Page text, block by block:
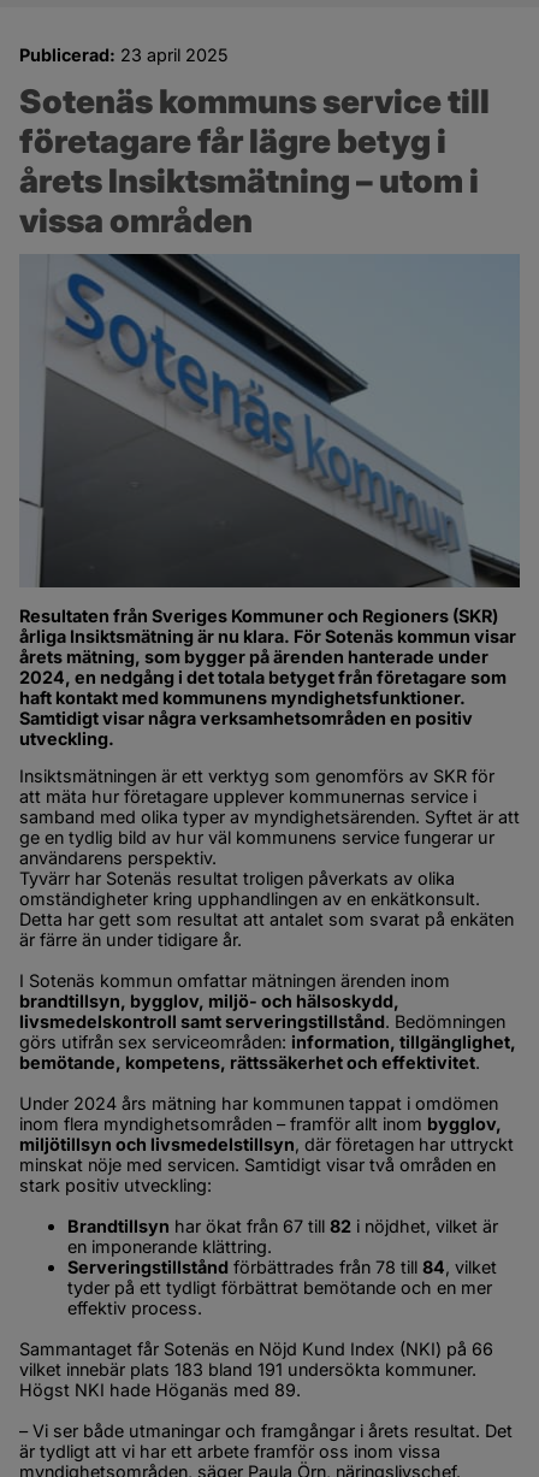
Publicerad: 23 april 2025
Sotenäs kommuns service till
företagare får lägre betyg i
årets Insiktsmätning – utom i
vissa områden
Resultaten från Sveriges Kommuner och Regioners (SKR)
årliga Insiktsmätning är nu klara. För Sotenäs kommun visar
årets mätning, som bygger på ärenden hanterade under
2024, en nedgång i det totala betyget från företagare som
haft kontakt med kommunens myndighetsfunktioner.
Samtidigt visar några verksamhetsområden en positiv
utveckling.
Insiktsmätningen är ett verktyg som genomförs av SKR för
att mäta hur företagare upplever kommunernas service i
samband med olika typer av myndighetsärenden. Syftet är att
ge en tydlig bild av hur väl kommunens service fungerar ur
användarens perspektiv.
Tyvärr har Sotenäs resultat troligen påverkats av olika
omständigheter kring upphandlingen av en enkätkonsult.
Detta har gett som resultat att antalet som svarat på enkäten
är färre än under tidigare år.
brandtillsyn, bygglov, miljö- och hälsoskydd,
livsmedelskontroll samt serveringstillstånd. Bedömningen
görs utifrån sex serviceområden: information, tillgänglighet,
bemötande, kompetens, rättssäkerhet och effektivitet.
Under 2024 års mätning har kommunen tappat i omdömen
inom flera myndighetsområden – framför allt inom bygglov,
miljötillsyn och livsmedelstillsyn, där företagen har uttryckt
minskat nöje med servicen. Samtidigt visar två områden en
stark positiv utveckling:
Brandtillsyn har ökat från 67 till 82 i nöjdhet, vilket är
en imponerande klättring.
Serveringstillstånd förbättrades från 78 till 84, vilket
tyder på ett tydligt förbättrat bemötande och en mer
effektiv process.
Sammantaget får Sotenäs en Nöjd Kund Index (NKI) på 66
vilket innebär plats 183 bland 191 undersökta kommuner.
Högst NKI hade Höganäs med 89.
– Vi ser både utmaningar och framgångar i årets resultat. Det
är tydligt att vi har ett arbete framför oss inom vissa
myndighetsområden, säger Paula Örn, näringslivschef.